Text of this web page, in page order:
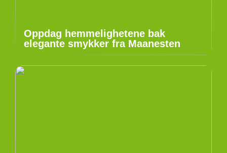
Oppdag hemmelighetene bak
elegante smykker fra Maanesten